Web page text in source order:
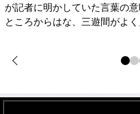
が記者に明かしていた言葉の
ところからはな、三遊間がよく